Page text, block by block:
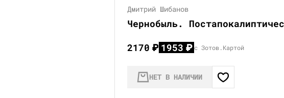
Дмитрий Шибанов
Чернобыль.
2170₽ 1953₽ с Зотов.Картой
НЕТ В НАЛИЧИИ